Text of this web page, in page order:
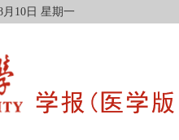
月10日 星期一